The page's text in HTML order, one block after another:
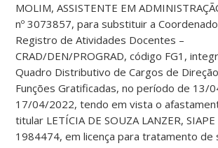
MOLIM, ASSISTENTE EM
nº 3073857, para substituir a
Registro de Atividades Docentes –
CRAD/DEN/PROGRAD, código FG1,
Quadro Distributivo de Cargos de
Funções Gratificadas, no período de 13/
17/04/2022, tendo em vista o
titular LETÍCIA DE SOUZA LANZER, SIAPE
1984474, em licença para tratamento de